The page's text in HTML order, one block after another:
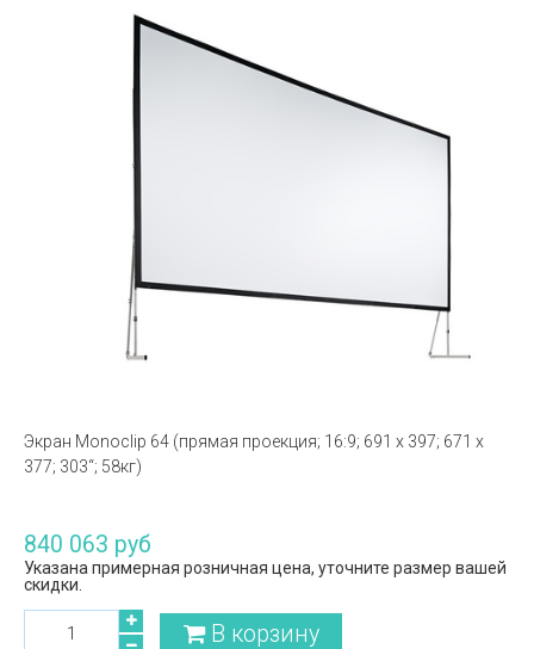
Экран Monoclip 64 (прямая проекция; 16:9; 691 x 397; 671 x
377; 303“; 58кг)
840 063 руб
Указана примерная розничная цена, уточните размер вашей
скидки.
В корзину